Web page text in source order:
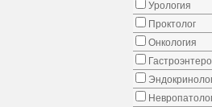
Урология
Проктолог
Онкология